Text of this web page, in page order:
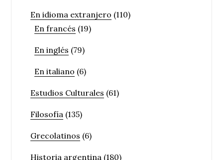
En idioma extranjero (110)
En francés (19)
En inglés (79)
En italiano (6)
Estudios Culturales (61)
Filosofía (135)
Grecolatinos (6)
Historia argentina (180)